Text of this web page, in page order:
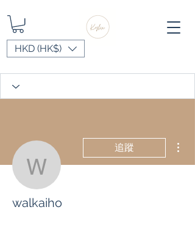
HKD (HK$)
walkaiho
追蹤
walkaiho